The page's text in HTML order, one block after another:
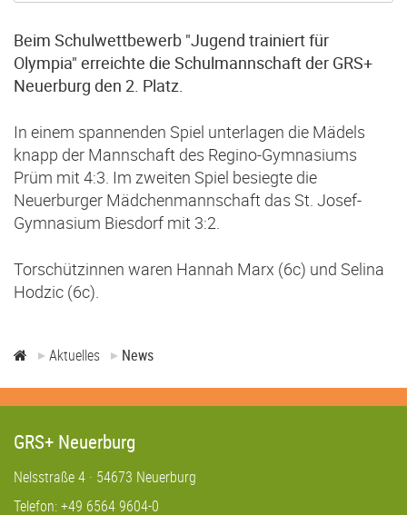
Beim Schulwettbewerb "Jugend trainiert für
Olympia" erreichte die Schulmannschaft der GRS+
Neuerburg den 2. Platz.
In einem spannenden Spiel unterlagen die Mädels
knapp der Mannschaft des Regino-Gymnasiums
Prüm mit 4:3. Im zweiten Spiel besiegte die
Neuerburger Mädchenmannschaft das St. Josef-
Gymnasium Biesdorf mit 3:2.
Torschützinnen waren Hannah Marx (6c) und Selina
Hodzic (6c).
Aktuelles News
GRS+ Neuerburg
Nelsstraße 4 · 54673 Neuerburg
Telefon: +49 6564 9604-0